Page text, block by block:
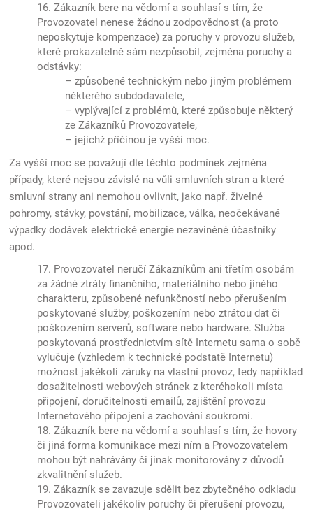
16. Zákazník bere na vědomí a souhlasí s tím, že
Provozovatel nenese žádnou zodpovědnost (a proto
neposkytuje kompenzace) za poruchy v provozu služeb,
které prokazatelně sám nezpůsobil, zejména poruchy a
odstávky:
– způsobené technickým nebo jiným problémem
některého subdodavatele,
– vyplývající z problémů, které způsobuje některý
ze Zákazníků Provozovatele,
– jejichž příčinou je vyšší moc.
Za vyšší moc se považují dle těchto podmínek zejména
případy, které nejsou závislé na vůli smluvních stran a které
smluvní strany ani nemohou ovlivnit, jako např. živelné
pohromy, stávky, povstání, mobilizace, válka, neočekávané
výpadky dodávek elektrické energie nezaviněné účastníky
apod.
17. Provozovatel neručí Zákazníkům ani třetím osobám
za žádné ztráty finančního, materiálního nebo jiného
charakteru, způsobené nefunkčností nebo přerušením
poskytované služby, poškozením nebo ztrátou dat či
poškozením serverů, software nebo hardware. Služba
poskytovaná prostřednictvím sítě Internetu sama o sobě
vylučuje (vzhledem k technické podstatě Internetu)
možnost jakékoli záruky na vlastní provoz, tedy například
dosažitelnosti webových stránek z kteréhokoli místa
připojení, doručitelnosti emailů, zajištění provozu
Internetového připojení a zachování soukromí.
18. Zákazník bere na vědomí a souhlasí s tím, že hovory
či jiná forma komunikace mezi ním a Provozovatelem
mohou být nahrávány či jinak monitorovány z důvodů
zkvalitnění služeb.
19. Zákazník se zavazuje sdělit bez zbytečného odkladu
Provozovateli jakékoliv poruchy či přerušení provozu,